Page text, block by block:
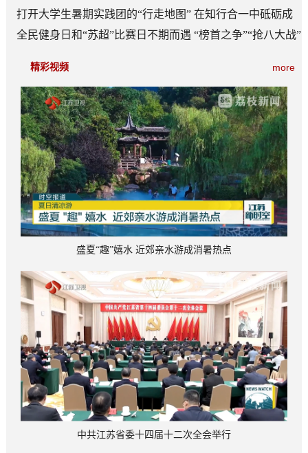
打开大学生暑期实践团的“行走地图” 在知行合一中砥砺成
长
全民健身日和“苏超”比赛日不期而遇 “榜首之争”“抢八大战”
more
精彩视频
盛夏“趣”嬉水 近郊亲水游成消暑热点
中共江苏省委十四届十二次全会举行